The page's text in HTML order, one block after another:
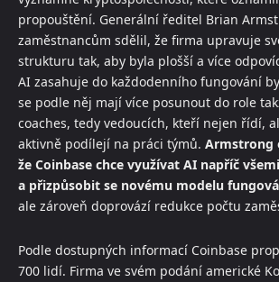
propouštění. Generální ředitel Brian
zaměstnancům sdělil, že firma upravuje
strukturu tak, aby byla plošší a více
AI zasahuje do každodenního fungování
se podle něj mají více posunout do role
coaches, tedy vedoucích, kteří nejen řídí,
aktivně podílejí na práci týmů. Armstrong
že Coinbase chce využívat AI napříč
a přizpůsobit se novému modelu
ale zároveň doprovází redukce počtu
Podle dostupných informací Coinbase
700 lidí. Firma ve svém podání americké